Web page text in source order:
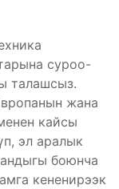
суроо-
талашсыз.
жана
кайсы
эл аралык
боюнча
кененирээк